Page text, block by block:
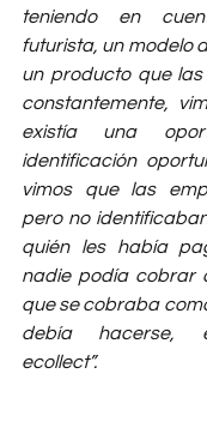
teniendo en
futurista, un modelo
un producto que
constantemente,
existía una
identificación
vimos que las
pero no
quién les había
nadie podía cobrar
que se cobraba
debía hacerse,
ecollect”.